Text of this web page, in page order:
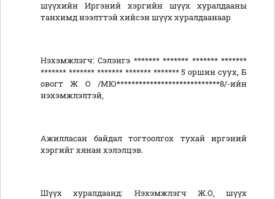
шүүхийн Иргэний хэргийн шүүх хуралдааны
танхимд нээлттэй хийсэн шүүх хуралдаанаар
Нэхэмжлэгч: Сэлэнгэ ******* ******* ******* *******
******* ******* ******* ******* ******* 5 оршин суух, Б
овогт Ж О /МЮ****************************8/-ийн
нэхэмжлэлтэй,
Ажилласан байдал тогтоолгох тухай иргэний
хэргийг хянан хэлэлцэв.
Шүүх хуралдаанд: Нэхэмжлэгч Ж.О, шүүх